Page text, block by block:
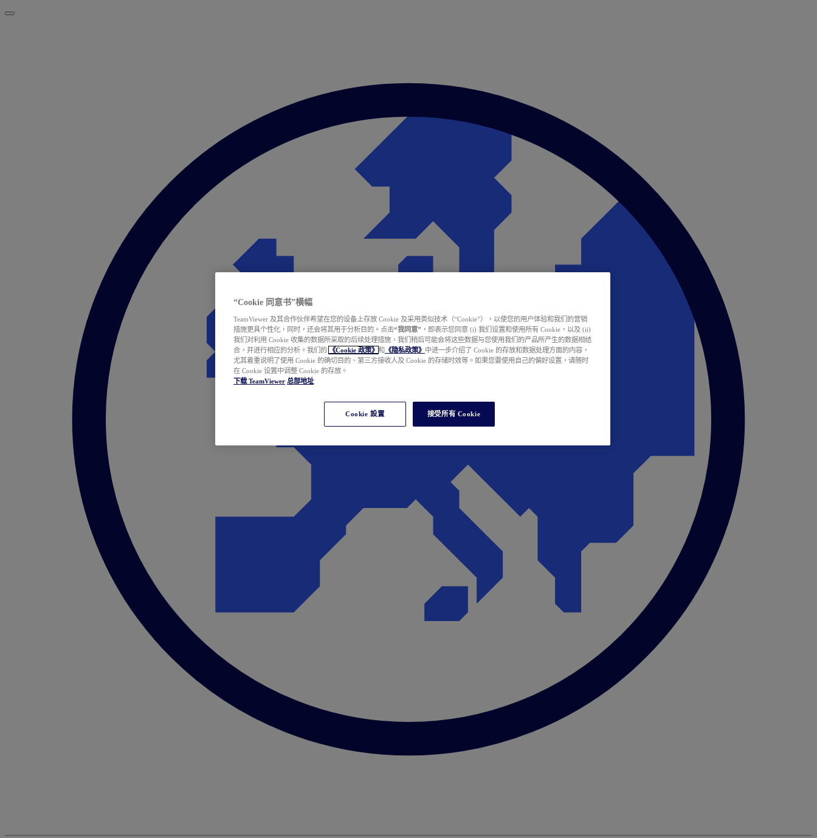
“Cookie 同意书”横幅
TeamViewer 及其合作伙伴希望在您的设备上存放 Cookie 及采用类似技术（“Cookie”），以使您的用户体验和我们的营销
措施更具个性化，同时，还会将其用于分析目的。点击“我同意” ，即表示您同意 (i) 我们设置和使用所有 Cookie，以及 (ii)
我们对利用 Cookie 收集的数据所采取的后续处理措施，我们稍后可能会将这些数据与您使用我们的产品所产生的数据相结
合，并进行相应的分析。我们的
《Cookie 政策》 和 《隐私政策》 中进一步介绍了 Cookie 的存放和数据处理方面的内容，
尤其着重说明了使用 Cookie 的确切目的、第三方接收人及 Cookie 的存储时效等。如果您要使用自己的偏好设置，请随时
在 Cookie 设置中调整 Cookie 的存放。
下载 TeamViewer 总部地址
Cookie 設置 接受所有 Cookie